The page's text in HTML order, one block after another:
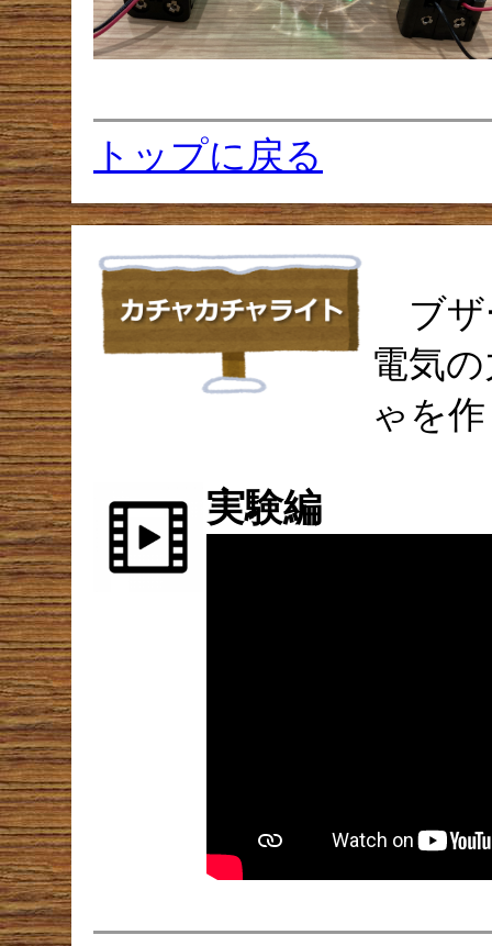
トップに戻る
ブザ
電気
ゃを
実験編